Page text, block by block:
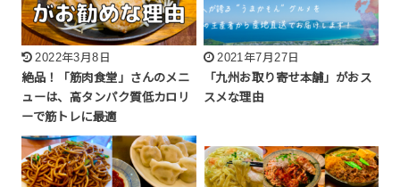
2022年3月8日
絶品！「筋肉食堂」さんのメニ
ューは、高タンパク質低カロリ
ーで筋トレに最適
2021年7月27日
「九州お取り寄せ本舗」がおス
スメな理由